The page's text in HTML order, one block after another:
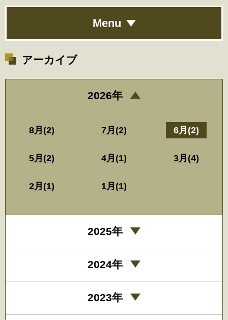
Menu
アーカイブ
2026年
8月(2) 7月(2) 6月(2)
5月(2) 4月(1) 3月(4)
2月(1) 1月(1)
2025年
2024年
2023年